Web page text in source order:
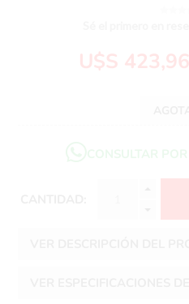
U$S 423,96